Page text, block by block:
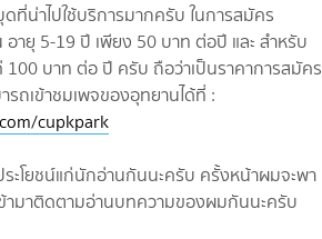
ที่น่าไปใช้บริการมากครับ ในการสมัคร
ายุ 5-19 ปี เพียง 50 บาท ต่อปี และ สำหรับ
บาท ต่อ ปี ครับ ถือว่าเป็นราคาการสมัคร
ถเข้าชมเพจของอุทยานได้ที่ :
cupkpark
ะโยชน์แก่นักอ่านกันนะครับ ครั้งหน้าผมจะพา
ามาติดตามอ่านบทความของผมกันนะครับ